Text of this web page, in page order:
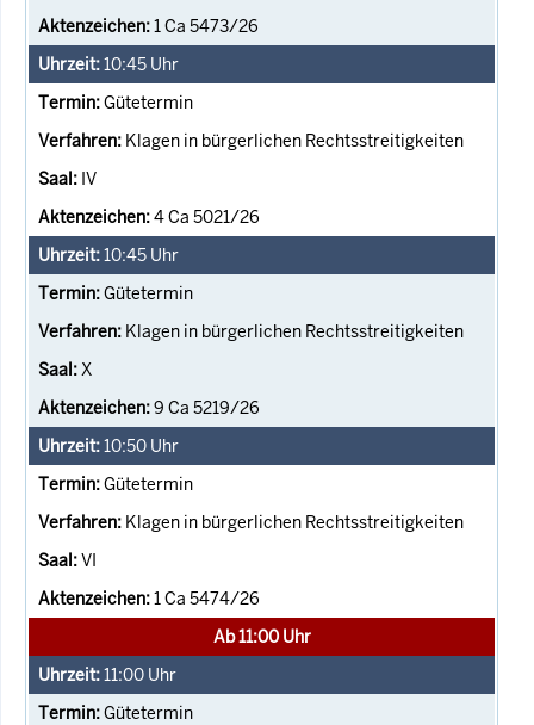
1 Ca 5473/26
10:45 Uhr
Gütetermin
Klagen in bürgerlichen Rechtsstreitigkeiten
IV
4 Ca 5021/26
10:45 Uhr
Gütetermin
Klagen in bürgerlichen Rechtsstreitigkeiten
X
9 Ca 5219/26
10:50 Uhr
Gütetermin
Klagen in bürgerlichen Rechtsstreitigkeiten
VI
1 Ca 5474/26
Ab 11:00 Uhr
11:00 Uhr
Gütetermin